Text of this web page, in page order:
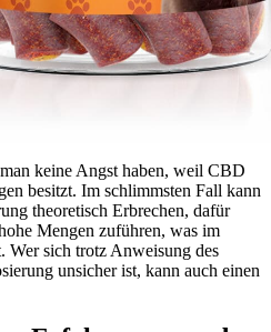
keine Angst haben, weil CBD
besitzt. Im schlimmsten Fall kann
theoretisch Erbrechen, dafür
Mengen zuführen, was im
sich trotz Anweisung des
unsicher ist, kann auch einen